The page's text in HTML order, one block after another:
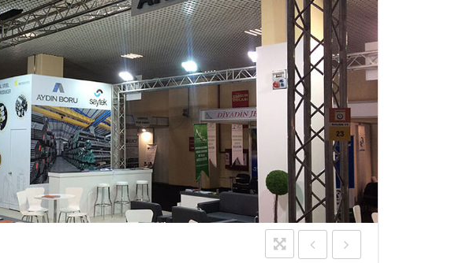
GENEL KATALOG
KAZAN BORULARI
EŞANJÖR BORULARI
PETROL GAZ VE HAT